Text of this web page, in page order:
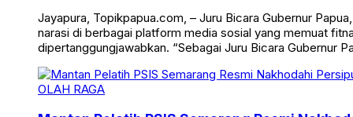
Jayapura, Topikpapua.com, – Juru Bicara Gubernur
narasi di berbagai platform media sosial yang memuat
dipertanggungjawabkan. “Sebagai Juru Bicara Gubernur
OLAH RAGA